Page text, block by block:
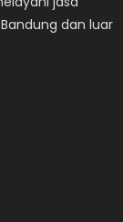
dan luar